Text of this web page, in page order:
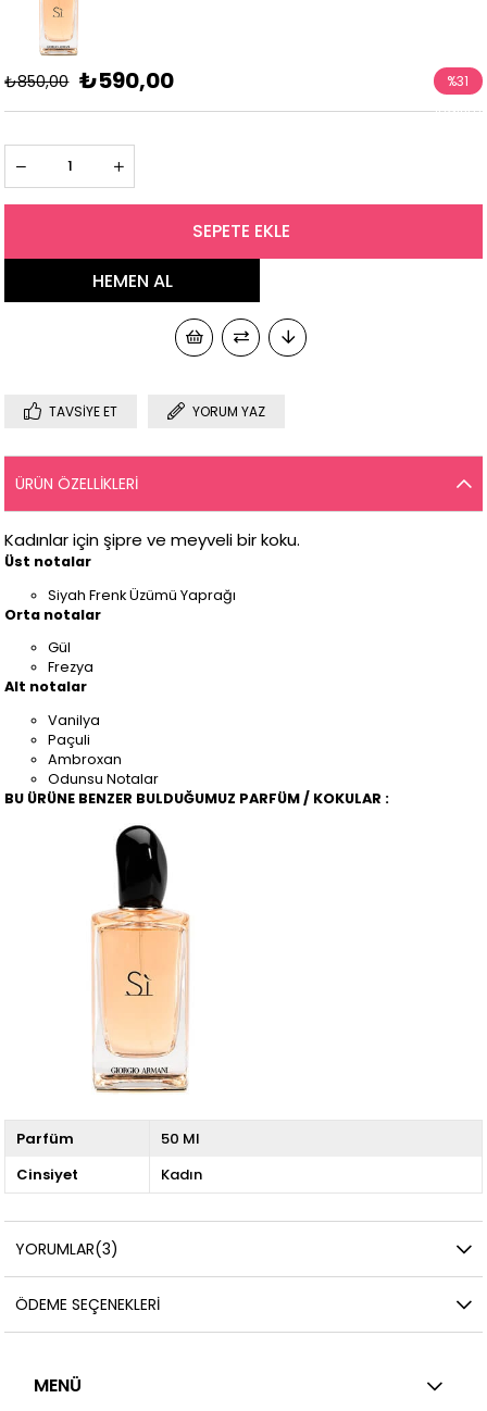
₺850,00 ₺590,00 %31
İndirim
TAVSIYE ET YORUM YAZ
ÜRÜN ÖZELLIKLERI
Kadınlar için şipre ve meyveli bir koku.
Üst notalar
Siyah Frenk Üzümü Yaprağı
Orta notalar
Gül
Frezya
Alt notalar
Vanilya
Paçuli
Ambroxan
Odunsu Notalar
BU ÜRÜNE BENZER BULDUĞUMUZ PARFÜM / KOKULAR :
Parfüm
50 Ml
Cinsiyet
Kadın
YORUMLAR(3)
ÖDEME SEÇENEKLERI
MENÜ